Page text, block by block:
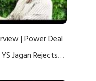
| Power Deal
Jagan Rejects